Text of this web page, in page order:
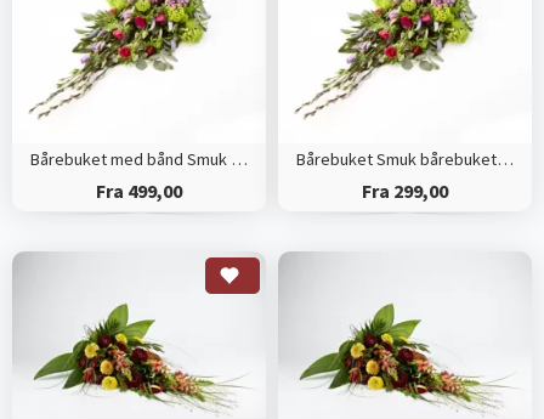
Bårebuket med bånd Smuk bårebuket efter blomsterdekoratørens valg
Fra 499,00
Bårebuket Smuk bårebuket efter blomsterdekoratørens valg
Fra 299,00